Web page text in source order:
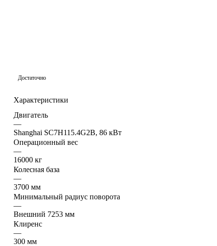
Достаточно
Характеристики
Двигатель
—
Shanghai SC7H115.4G2B, 86 кВт
Операционный вес
—
16000 кг
Колесная база
—
3700 мм
Минимальный радиус поворота
—
Внешний 7253 мм
Клиренс
—
300 мм